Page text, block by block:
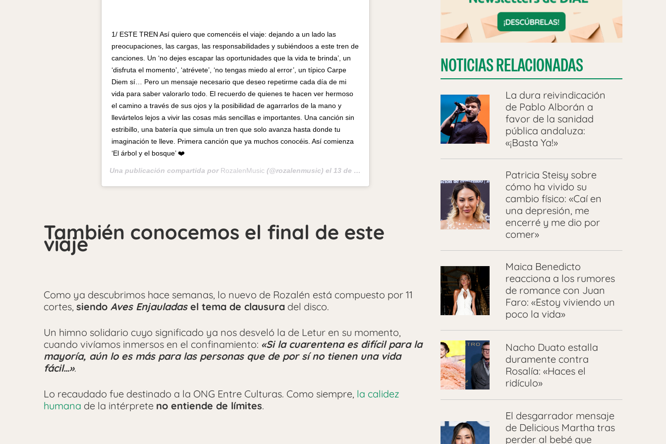
1/ ESTE TREN Así quiero que comencéis el viaje: dejando a un lado las
preocupaciones, las cargas, las responsabilidades y subiéndoos a este tren de
canciones. Un ‘no dejes escapar las oportunidades que la vida te brinda’, un
‘disfruta el momento’, ‘atrévete’, ‘no tengas miedo al error’, un típico Carpe
Diem sí… Pero un mensaje necesario que deseo repetirme cada día de mi
vida para saber valorarlo todo. El recuerdo de quienes te hacen ver hermoso
el camino a través de sus ojos y la posibilidad de agarrarlos de la mano y
llevártelos lejos a vivir las cosas más sencillas e importantes. Una canción sin
estribillo, una batería que simula un tren que solo avanza hasta donde tu
imaginación te lleve. Primera canción que ya muchos conocéis. Así comienza
‘El árbol y el bosque’ ❤️
Una publicación compartida por RozalenMusic(@rozalenmusic) el 13 de Oct de 2020 a las 12:58 PDT
También conocemos el final de este
viaje
Como ya descubrimos hace semanas, lo nuevo de Rozalén está compuesto por 11
cortes, siendo Aves Enjauladasel tema de clausura del disco.
Un himno solidario cuyo significado ya nos desveló la de Letur en su momento,
cuando vivíamos inmersos en el confinamiento: «Si la cuarentena es difícil para la
mayoría, aún lo es más para las personas que de por sí no tienen una vida
fácil…».
Lo recaudado fue destinado a la ONG Entre Culturas. Como siempre, la calidez
humana de la intérprete no entiende de límites.
NOTICIAS RELACIONADAS
La dura reivindicación
de Pablo Alborán a
favor de la sanidad
pública andaluza:
«¡Basta Ya!»
Patricia Steisy sobre
cómo ha vivido su
cambio físico: «Caí en
una depresión, me
encerré y me dio por
comer»
Maica Benedicto
reacciona a los rumores
de romance con Juan
Faro: «Estoy viviendo un
poco la vida»
Nacho Duato estalla
duramente contra
Rosalía: «Haces el
ridículo»
El desgarrador mensaje
de Delicious Martha tras
perder al bebé que